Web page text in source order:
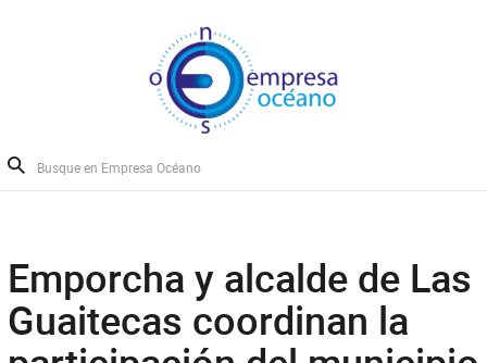
Emporcha y alcalde de Las
Guaitecas coordinan la